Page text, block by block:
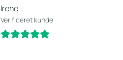
Irene
Verificeret kunde